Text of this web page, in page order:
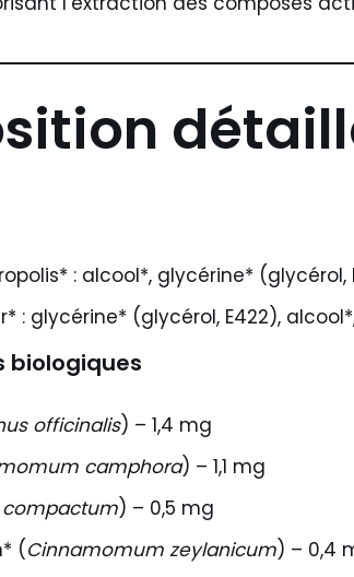
: alcool*, glycérine* (glycérol,
: glycérine* (glycérol, E422),
biologiques
officinalis) – 1,4 mg
camphora) – 1,1 mg
) – 0,5 mg
(Cinnamomum zeylanicum) – 0,4